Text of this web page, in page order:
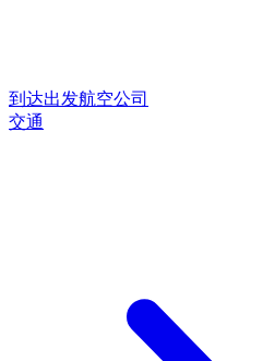
到达出发航空公司
交通